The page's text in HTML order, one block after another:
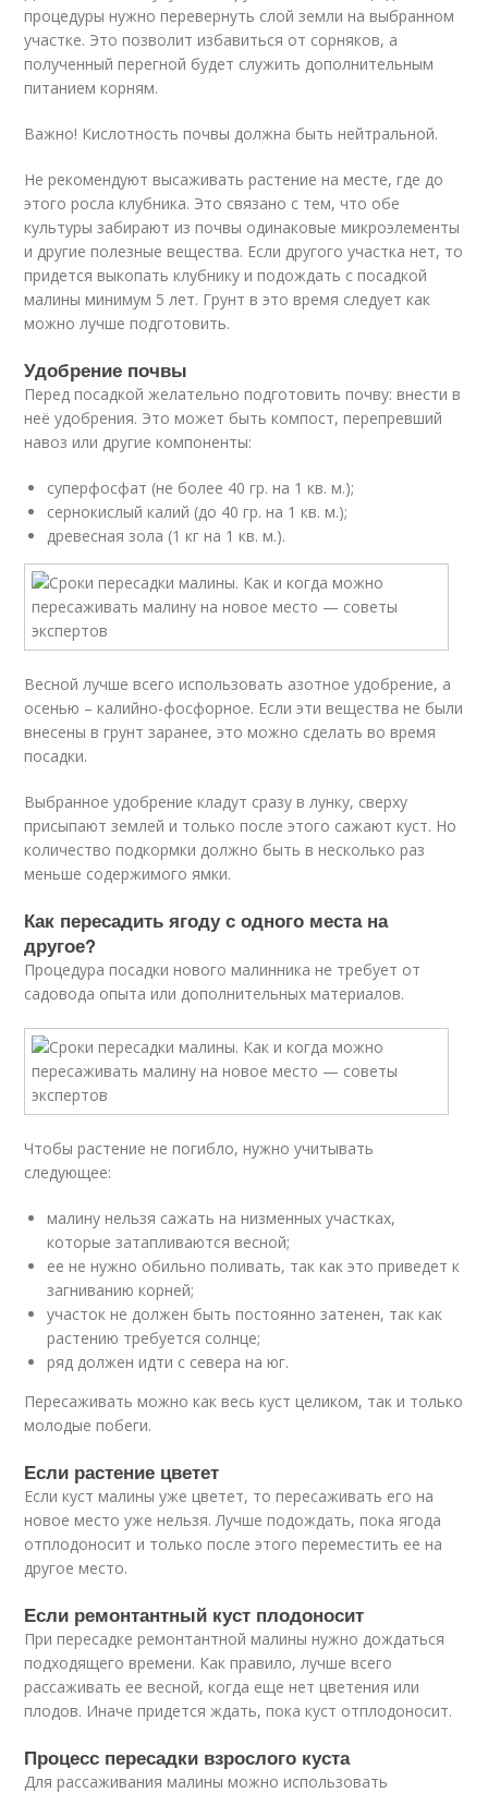
процедуры нужно перевернуть слой земли на выбранном
участке. Это позволит избавиться от сорняков, а
полученный перегной будет служить дополнительным
питанием корням.
Важно! Кислотность почвы должна быть нейтральной.
Не рекомендуют высаживать растение на месте, где до
этого росла клубника. Это связано с тем, что обе
культуры забирают из почвы одинаковые микроэлементы
и другие полезные вещества. Если другого участка нет, то
придется выкопать клубнику и подождать с посадкой
малины минимум 5 лет. Грунт в это время следует как
можно лучше подготовить.
Удобрение почвы
Перед посадкой желательно подготовить почву: внести в
неё удобрения. Это может быть компост, перепревший
навоз или другие компоненты:
суперфосфат (не более 40 гр. на 1 кв. м.);
сернокислый калий (до 40 гр. на 1 кв. м.);
древесная зола (1 кг на 1 кв. м.).
Весной лучше всего использовать азотное удобрение, а
осенью – калийно-фосфорное. Если эти вещества не были
внесены в грунт заранее, это можно сделать во время
посадки.
Выбранное удобрение кладут сразу в лунку, сверху
присыпают землей и только после этого сажают куст. Но
количество подкормки должно быть в несколько раз
меньше содержимого ямки.
Как пересадить ягоду с одного места на
другое?
Процедура посадки нового малинника не требует от
садовода опыта или дополнительных материалов.
Чтобы растение не погибло, нужно учитывать
следующее:
малину нельзя сажать на низменных участках,
которые затапливаются весной;
ее не нужно обильно поливать, так как это приведет к
загниванию корней;
участок не должен быть постоянно затенен, так как
растению требуется солнце;
ряд должен идти с севера на юг.
Пересаживать можно как весь куст целиком, так и только
молодые побеги.
Если растение цветет
Если куст малины уже цветет, то пересаживать его на
новое место уже нельзя. Лучше подождать, пока ягода
отплодоносит и только после этого переместить ее на
другое место.
Если ремонтантный куст плодоносит
При пересадке ремонтантной малины нужно дождаться
подходящего времени. Как правило, лучше всего
рассаживать ее весной, когда еще нет цветения или
плодов. Иначе придется ждать, пока куст отплодоносит.
Процесс пересадки взрослого куста
Для рассаживания малины можно использовать